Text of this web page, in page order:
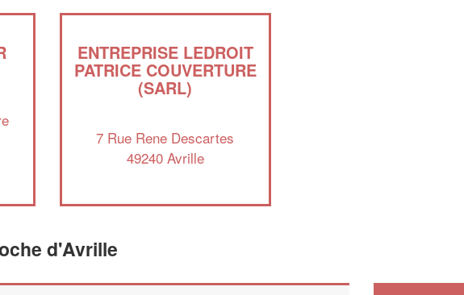
ENTREPRISE LEDROIT
PATRICE COUVERTURE
(SARL)
7 Rue Rene Descartes
49240 Avrille
d'Avrille